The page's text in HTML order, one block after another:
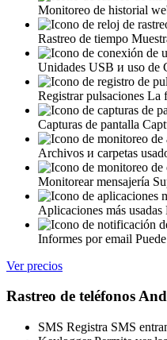
Monitoreo de historial
Rastreo de tiempo
Unidades USB и uso de
Registrar pulsaciones La
Capturas de pantalla
Archivos и carpetas
Monitorear mensajería
Aplicaciones más usadas
Informes por email
Ver precios
Rastreo de teléfonos
SMS Registra SMS